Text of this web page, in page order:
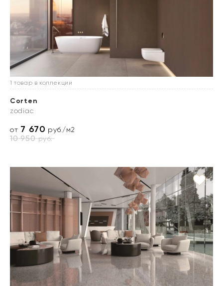
1 товар в коллекции
Corten
zodiac
от 7 670 руб./м2
10 950руб.